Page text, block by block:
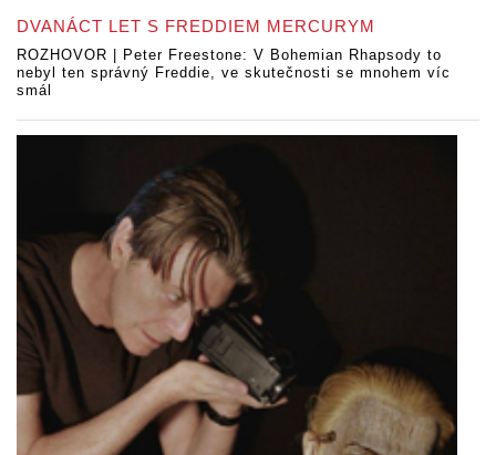
DVANÁCT LET S FREDDIEM MERCURYM
ROZHOVOR | Peter Freestone: V Bohemian Rhapsody to
nebyl ten správný Freddie, ve skutečnosti se mnohem víc
smál